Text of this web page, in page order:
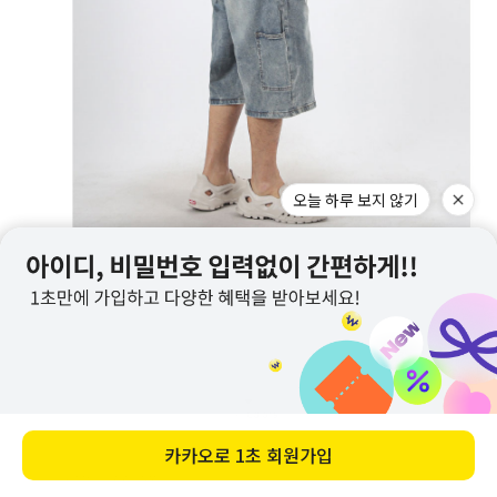
오늘 하루 보지 않기
카카오로 1초 회원가입